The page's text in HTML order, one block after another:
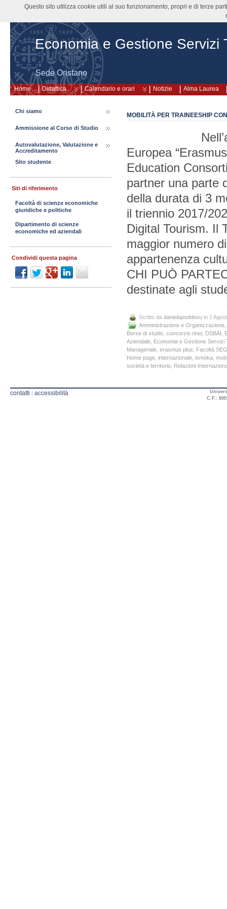
Economia e Gestione Servizi
Sede Oristano
Home Didattica Calendario e orari Notizie Alma Laurea
MOBILITÀ PER TRAINEESHIP
Nell’ambito
Europea
Education
partner una parte
della durata di 3
il triennio 2017/
Digital Tourism. Il
maggior numero
appartenenza
CHI PUÒ
destinate agli
Scritto da danielapoddesu in 2
Amministrazione e Organizzazione
Borse di studio consorzio nhei DSBAI
Aziendale Economia e Gestione Servizi
Manageriale erasmus plus
Facoltà
Home page internazionale ismoka
società e territorio Relazioni
Chi siamo
Ammissione al Corso di Studio
Autovalutazione, Valutazione e
Accreditamento
Sito studente
Siti di riferimento
Facoltà di scienze economiche
giuridiche e politiche
Dipartimento di scienze
economiche ed aziendali
Condividi questa pagina
contatti | accessibilità
C.F.:
Questo sito utilizza cookie utili al suo funzionamento, propri e di terze